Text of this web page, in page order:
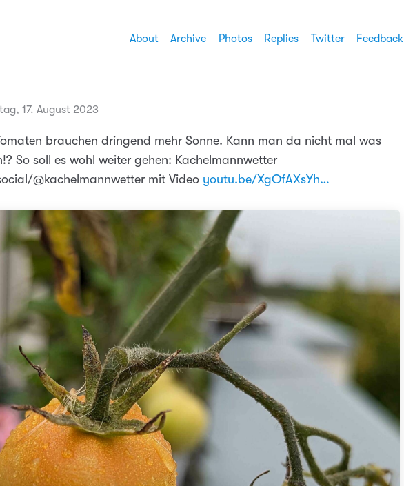
About Archive Photos Replies Twitter Feedback
17. August 2023
brauchen dringend mehr Sonne. Kann man da nicht mal was
So soll es wohl weiter gehen: Kachelmannwetter
@kachelmannwetter mit Video youtu.be/XgOfAXsYh…